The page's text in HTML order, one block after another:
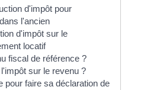
d'impôt pour
l'ancien
d'impôt sur le
locatif
fiscal de référence ?
sur le revenu ?
pour faire sa déclaration de